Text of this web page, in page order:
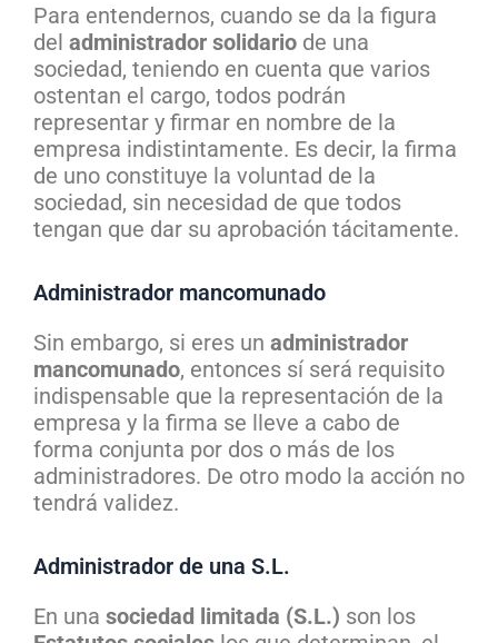
Para entendernos, cuando se da la figura
del administrador solidario de una
sociedad, teniendo en cuenta que varios
ostentan el cargo, todos podrán
representar y firmar en nombre de la
empresa indistintamente. Es decir, la firma
de uno constituye la voluntad de la
sociedad, sin necesidad de que todos
tengan que dar su aprobación tácitamente.
Administrador mancomunado
Sin embargo, si eres un administrador
mancomunado, entonces sí será requisito
indispensable que la representación de la
empresa y la firma se lleve a cabo de
forma conjunta por dos o más de los
administradores. De otro modo la acción no
tendrá validez.
Administrador de una S.L.
En una sociedad limitada (S.L.) son los